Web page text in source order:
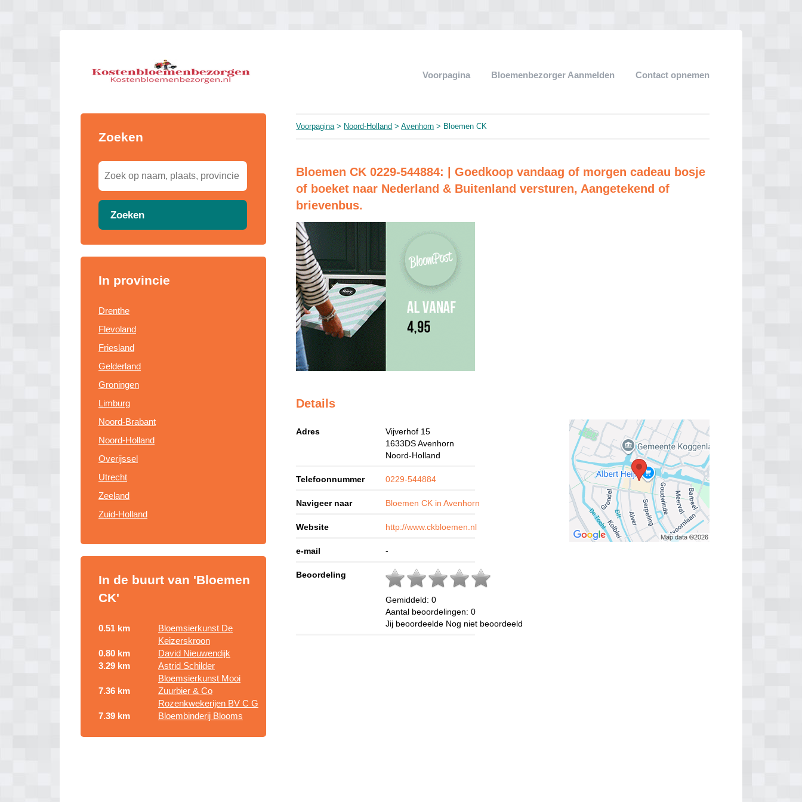
Voorpagina Bloemenbezorger Aanmelden Contact opnemen
Zoeken
Zoeken
In provincie
Drenthe
Flevoland
Friesland
Gelderland
Groningen
Limburg
Noord-Brabant
Noord-Holland
Overijssel
Utrecht
Zeeland
Zuid-Holland
In de buurt van 'Bloemen
CK'
0.51 km
Bloemsierkunst De
Keizerskroon
0.80 km
David Nieuwendijk
3.29 km
Astrid Schilder
Bloemsierkunst Mooi
7.36 km
Zuurbier & Co
Rozenkwekerijen BV C G
7.39 km
Bloembinderij Blooms
Voorpagina> Noord-Holland >Avenhorn > Bloemen CK
Bloemen CK 0229-544884: | Goedkoop vandaag of morgen cadeau bosje
of boeket naar Nederland & Buitenland versturen, Aangetekend of
brievenbus.
Details
Adres
Vijverhof 15
1633DS Avenhorn
Noord-Holland
Telefoonnummer 0229-544884
Navigeer naar Bloemen CK in Avenhorn
Website http://www.ckbloemen.nl
e-mail -
Beoordeling
Gemiddeld:0
Aantal beoordelingen:0
Jij beoordeelde Nog niet beoordeeld